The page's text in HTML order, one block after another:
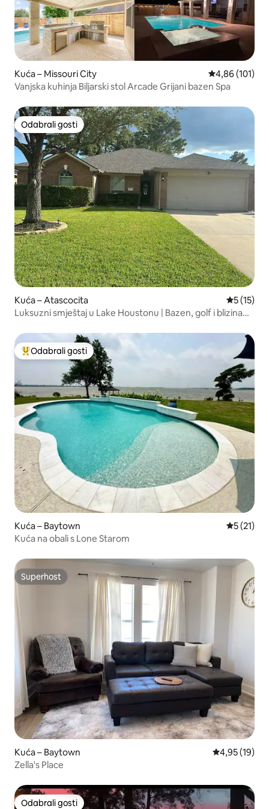
Kuća – Missouri City Prosječna
4,86 (101)
Vanjska kuhinja Biljarski stol Arcade Grijani bazen Spa
Odabrali gosti
Odabrali gosti
Kuća – Atascocita Prosječna
5 (15)
Luksuzni smještaj u Lake Houstonu | Bazen, golf i blizina
Među najviše rangiranima s oznakom „Odabrali gosti”
Odabrali gosti
Kuća – Baytown Prosječna
5 (21)
Kuća na obali s Lone Starom
Superhost
Superhost
Kuća – Baytown Prosječna
4,95 (19)
Zella's Place
Odabrali gosti